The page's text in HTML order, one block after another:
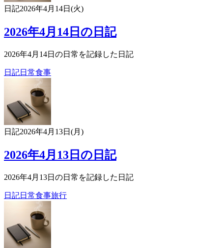
日記2026年4月14日(火)
2026年4月14日の日記
2026年4月14日の日常を記録した日記
日記日常食事
日記2026年4月13日(月)
2026年4月13日の日記
2026年4月13日の日常を記録した日記
日記日常食事旅行